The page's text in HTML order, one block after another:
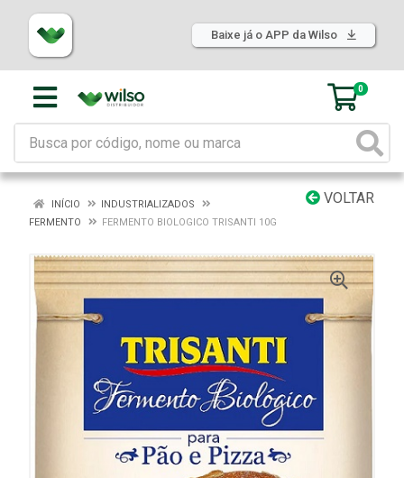
Baixe já o APP da Wilso
0
VOLTAR
INÍCIO
INDUSTRIALIZADOS
FERMENTO
FERMENTO BIOLOGICO TRISANTI 10G